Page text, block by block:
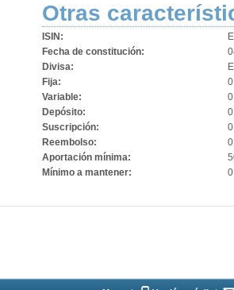
Otras
ISIN:
Fecha de constitución:
Divisa:
Fija:
Variable:
Depósito:
Suscripción:
Reembolso:
Aportación mínima:
Mínimo a mantener: